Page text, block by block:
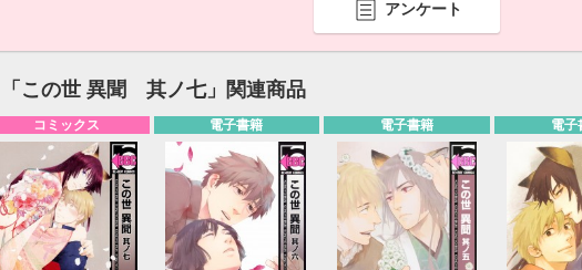
アンケート
「この世 異聞 其ノ七」関連商品
コミックス 電子書籍 電子書籍 電子